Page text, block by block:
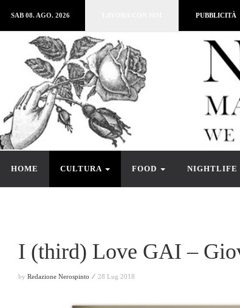
SAB 08. AGO. 2026 PUBBLICITÀ
HOME CULTURA FOOD NIGHTLIFE
I (third) Love GAI –
by Redazione Nerospinto ⁄ 28 Lug 2018